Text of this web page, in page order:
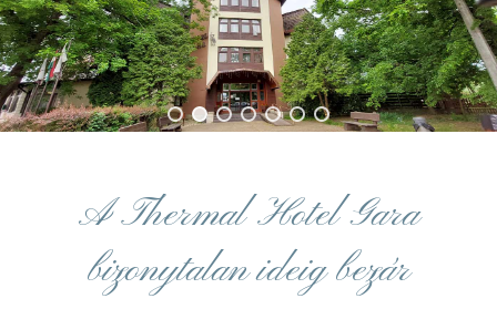
A Thermal Hotel Gara
bizonytalan ideig bezár